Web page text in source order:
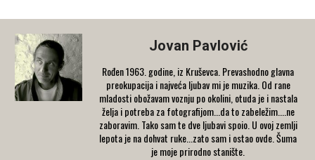
Jovan Pavlović
Rođen 1963. godine, iz Kruševca. Prevashodno glavna
preokupacija i najveća ljubav mi je muzika. Od rane
mladosti obožavam voznju po okolini, otuda je i nastala
želja i potreba za fotografijom...da to zabeležim....ne
zaboravim. Tako sam te dve ljubavi spoio. U ovoj zemlji
lepota je na dohvat ruke...zato sam i ostao ovde. Šuma
je moje prirodno stanište.